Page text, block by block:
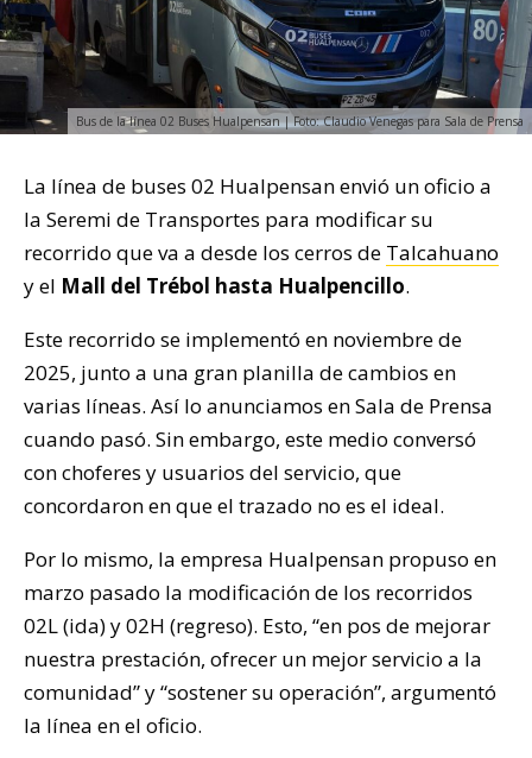
Bus de la línea 02 Buses Hualpensan | Foto: Claudio Venegas para Sala de Prensa
La línea de buses 02 Hualpensan envió un oficio a
la Seremi de Transportes para modificar su
recorrido que va a desde los cerros de Talcahuano
y el Mall del Trébol hasta Hualpencillo.
Este recorrido se implementó en noviembre de
2025, junto a una gran planilla de cambios en
varias líneas. Así lo anunciamos en Sala de Prensa
cuando pasó. Sin embargo, este medio conversó
con choferes y usuarios del servicio, que
concordaron en que el trazado no es el ideal.
Por lo mismo, la empresa Hualpensan propuso en
marzo pasado la modificación de los recorridos
02L (ida) y 02H (regreso). Esto, “en pos de mejorar
nuestra prestación, ofrecer un mejor servicio a la
comunidad” y “sostener su operación”, argumentó
la línea en el oficio.